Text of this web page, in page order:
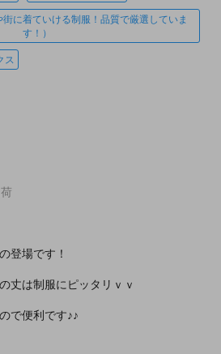
に着ていける制服！品質で厳選していま
す！）
ス
登場です！
丈は制服にピッタリｖｖ
で便利です♪♪